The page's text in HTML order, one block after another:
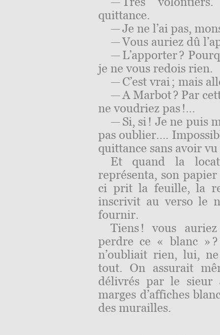
quittance.
— Je ne l’ai pas,
— Vous auriez dû
— L’apporter ?
je ne vous redois rien.
— C’est vrai ; mais
— A Marbot ? Par
ne voudriez pas !…
— Si, si ! Je ne puis
pas oublier….
quittance sans avoir
Et quand la
représenta, son
ci prit la feuille, la
inscrivit au verso le
fournir.
Tiens ! vous
perdre ce « blanc »
n’oubliait rien, lui,
tout. On assurait
délivrés par le sieur
marges d’affiches
des murailles.